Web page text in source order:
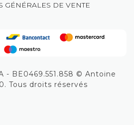
GÉNÉRALES DE VENTE
- BE0469.551.858 © Antoine
Tous droits réservés